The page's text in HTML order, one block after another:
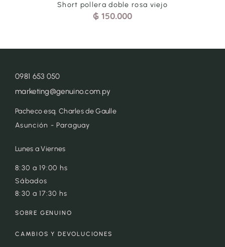
Short pollera doble rosa viejo
₲ 150.000
0981 653 050
marketing@genuino.com.py
Pacheco esq. Charles de Gaulle
Asunción - Paraguay
Lunes a Viernes
8:30 a 19:00 hs
Sábados
8:30 a 17:30 hs
SOBRE GENUINO
CAMBIOS Y DEVOLUCIONES